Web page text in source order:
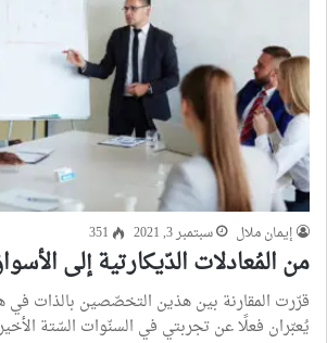
إيمان ملال سبتمبر 3, 2021 351
من المُعادلات الدّيكارتية إلى
قرّرت المقارنة بين هذين التخصّصين بالذات في
يُعبّران فعلًا عن تجربتي في السنّوات السّتة